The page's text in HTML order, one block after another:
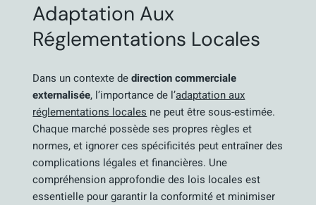
Adaptation Aux
Réglementations Locales
Dans un contexte dedirection commerciale
externalisée, l’importance de l’adaptation aux
réglementations locales ne peut être sous-estimée.
Chaque marché possède ses propres règles et
normes, et ignorer ces spécificités peut entraîner des
complications légales et financières. Une
compréhension approfondie des lois locales est
essentielle pour garantir la conformité et minimiser